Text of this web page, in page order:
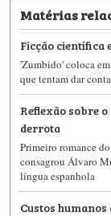
Matérias
Ficção científica
'Zumbido' coloca
que tentam dar
Reflexão sobre
derrota
Primeiro romance
consagrou Álvaro
língua espanhola
Custos